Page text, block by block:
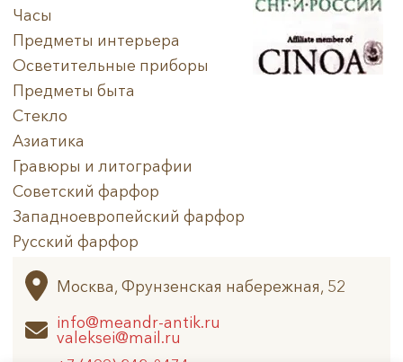
Часы
Предметы интерьера
Осветительные приборы
Предметы быта
Стекло
Азиатика
Гравюры и литографии
Советский фарфор
Западноевропейский фарфор
Русский фарфор
Архив
Москва, Фрунзенская набережная, 52
info@meandr-antik.ru
valeksei@mail.ru